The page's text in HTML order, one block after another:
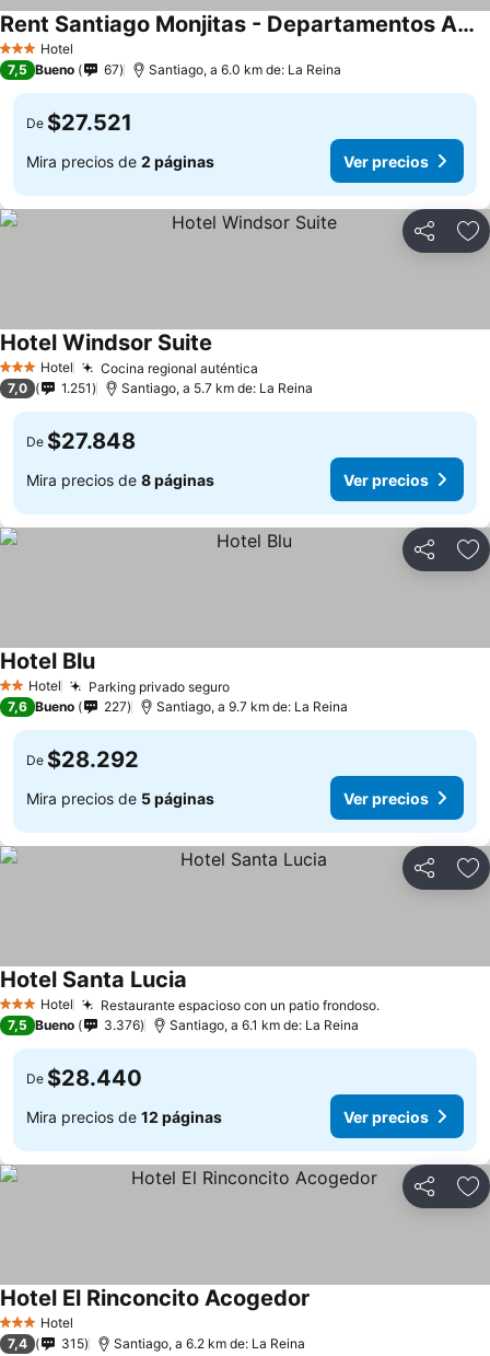
3 Estrellas
Hotel
Rent Santiago Monjitas - Departamentos Amoblados
7,5 Bueno 67 Santiago, a 6.0 km de: La Reina
De $27.521
Mira precios de 2 páginas Ver precios
Compartir
3 Estrellas
Hotel Cocina regional auténtica
Hotel Windsor Suite
7,0 1.251 Santiago, a 5.7 km de: La Reina
De $27.848
Mira precios de 8 páginas Ver precios
Compartir
2 Estrellas
Hotel Parking privado seguro
Hotel Blu
7,6 Bueno 227 Santiago, a 9.7 km de: La Reina
De $28.292
Mira precios de 5 páginas Ver precios
Compartir
3 Estrellas
Hotel Restaurante espacioso con un patio frondoso.
Hotel Santa Lucia
7,5 Bueno 3.376 Santiago, a 6.1 km de: La Reina
De $28.440
Mira precios de 12 páginas Ver precios
Compartir
3 Estrellas
Hotel
Hotel El Rinconcito Acogedor
7,4 315 Santiago, a 6.2 km de: La Reina